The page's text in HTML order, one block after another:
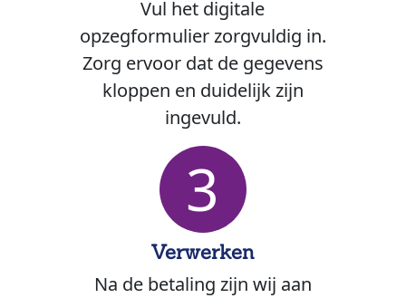
Vul het digitale
opzegformulier zorgvuldig in.
Zorg ervoor dat de gegevens
kloppen en duidelijk zijn
ingevuld.
3
Verwerken
Na de betaling zijn wij aan